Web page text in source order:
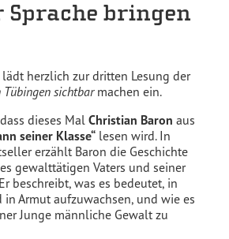
bringen
lädt herzlich zur dritten Lesung der
Tübingen sichtbarmachen ein.
dieses Mal Christian Baron aus
seiner Klasse“ lesen wird. In
erzählt Baron die Geschichte
gewalttätigen Vaters und seiner
beschreibt, was es bedeutet, in
in Armut aufzuwachsen, und wie es
Junge männliche Gewalt zu